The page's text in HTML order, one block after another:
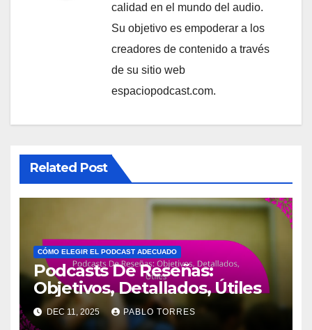
calidad en el mundo del audio.
Su objetivo es empoderar a los
creadores de contenido a través
de su sitio web
espaciopodcast.com.
Related Post
CÓMO ELEGIR EL PODCAST ADECUADO
Podcasts De Reseñas:
Objetivos, Detallados, Útiles
DEC 11, 2025 PABLO TORRES